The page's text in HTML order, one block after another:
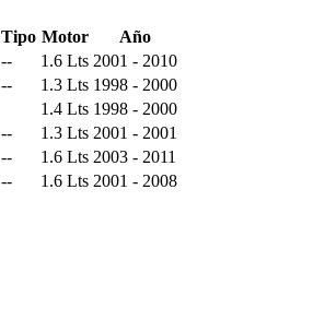
Tipo Motor
Año
-- 1.6 Lts 2001 - 2010
-- 1.3 Lts 1998 - 2000
1.4 Lts 1998 - 2000
-- 1.3 Lts 2001 - 2001
-- 1.6 Lts 2003 - 2011
-- 1.6 Lts 2001 - 2008